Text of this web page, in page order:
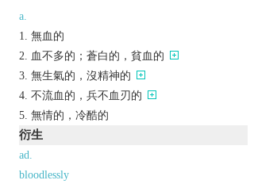
a.
無血的
血不多的；蒼白的，貧血的
無生氣的，沒精神的
不流血的，兵不血刃的
無情的，冷酷的
衍生
ad.
bloodlessly